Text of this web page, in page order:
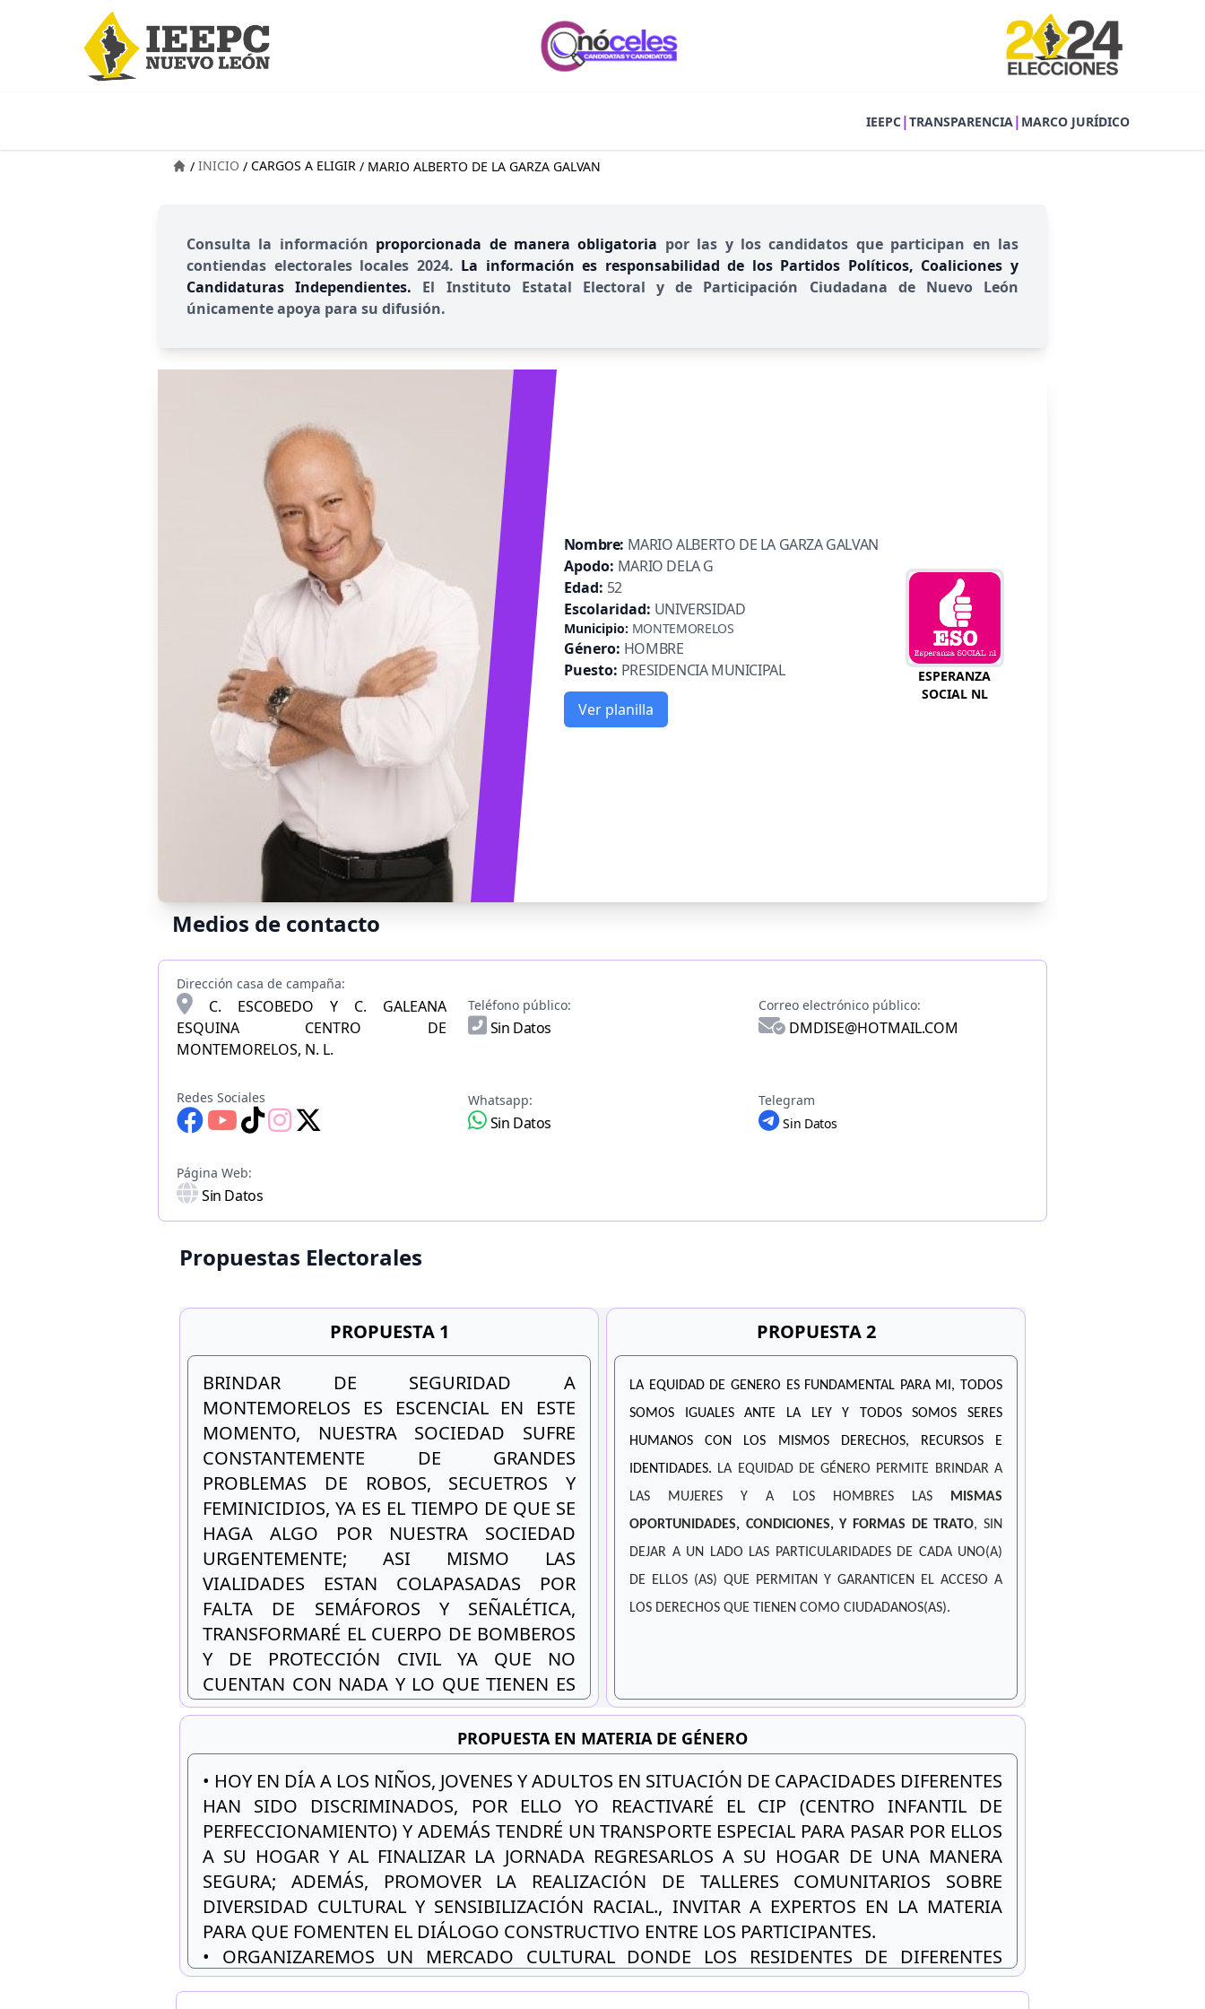
IEEPC|TRANSPARENCIA| MARCO JURÍDICO
/ INICIO / CARGOS A ELIGIR / MARIO ALBERTO DE LA GARZA GALVAN
Consulta la información proporcionada de manera obligatoria por las y los candidatos que participan en las
contiendas electorales locales 2024. La información es responsabilidad de los Partidos Políticos, Coaliciones y
Candidaturas Independientes. El Instituto Estatal Electoral y de Participación Ciudadana de Nuevo León
únicamente apoya para su difusión.
Nombre: MARIO ALBERTO DE LA GARZA GALVAN
Apodo: MARIO DELA G
Edad: 52
Escolaridad: UNIVERSIDAD
Municipio: MONTEMORELOS
Género: HOMBRE
Puesto: PRESIDENCIA MUNICIPAL
Ver planilla
ESPERANZA
SOCIAL NL
Medios de contacto
Dirección casa de campaña:
C. ESCOBEDO Y C. GALEANA
ESQUINA CENTRO DE
MONTEMORELOS, N. L.
Teléfono público:
Sin Datos
Correo electrónico público:
DMDISE@HOTMAIL.COM
Redes Sociales Whatsapp:
Sin Datos
Telegram
Sin Datos
Página Web:
Sin Datos
Propuestas Electorales
PROPUESTA 1
BRINDAR DE SEGURIDAD A
MONTEMORELOS ES ESCENCIAL EN ESTE
MOMENTO, NUESTRA SOCIEDAD SUFRE
CONSTANTEMENTE DE GRANDES
PROBLEMAS DE ROBOS, SECUETROS Y
FEMINICIDIOS, YA ES EL TIEMPO DE QUE SE
HAGA ALGO POR NUESTRA SOCIEDAD
URGENTEMENTE; ASI MISMO LAS
VIALIDADES ESTAN COLAPASADAS POR
FALTA DE SEMÁFOROS Y SEÑALÉTICA,
TRANSFORMARÉ EL CUERPO DE BOMBEROS
Y DE PROTECCIÓN CIVIL YA QUE NO
CUENTAN CON NADA Y LO QUE TIENEN ES
DE ALTO RIESGO PARA LOS EMPLEADOS.
PROPUESTA 2
LA EQUIDAD DE GENERO ES FUNDAMENTAL PARA MI, TODOS
SOMOS IGUALES ANTE LA LEY Y TODOS SOMOS SERES
HUMANOS CON LOS MISMOS DERECHOS, RECURSOS E
IDENTIDADES. LA EQUIDAD DE GÉNERO PERMITE BRINDAR A
LAS MUJERES Y A LOS HOMBRES LAS MISMAS
OPORTUNIDADES, CONDICIONES, Y FORMAS DE TRATO, SIN
DEJAR A UN LADO LAS PARTICULARIDADES DE CADA UNO(A)
DE ELLOS (AS) QUE PERMITAN Y GARANTICEN EL ACCESO A
LOS DERECHOS QUE TIENEN COMO CIUDADANOS(AS).
PROPUESTA EN MATERIA DE GÉNERO
• HOY EN DÍA A LOS NIÑOS, JOVENES Y ADULTOS EN SITUACIÓN DE CAPACIDADES DIFERENTES
HAN SIDO DISCRIMINADOS, POR ELLO YO REACTIVARÉ EL CIP (CENTRO INFANTIL DE
PERFECCIONAMIENTO) Y ADEMÁS TENDRÉ UN TRANSPORTE ESPECIAL PARA PASAR POR ELLOS
A SU HOGAR Y AL FINALIZAR LA JORNADA REGRESARLOS A SU HOGAR DE UNA MANERA
SEGURA; ADEMÁS, PROMOVER LA REALIZACIÓN DE TALLERES COMUNITARIOS SOBRE
DIVERSIDAD CULTURAL Y SENSIBILIZACIÓN RACIAL., INVITAR A EXPERTOS EN LA MATERIA
PARA QUE FOMENTEN EL DIÁLOGO CONSTRUCTIVO ENTRE LOS PARTICIPANTES.
• ORGANIZAREMOS UN MERCADO CULTURAL DONDE LOS RESIDENTES DE DIFERENTES
ORÍGENES PUEDAN VENDER ARTESANÍAS, ALIMENTOS Y PRODUCTOS TRADICIONALES. ESTO